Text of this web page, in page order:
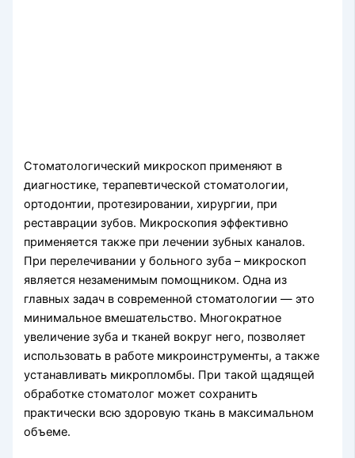
Стоматологический микроскоп применяют в
диагностике, терапевтической стоматологии,
ортодонтии, протезировании, хирургии, при
реставрации зубов. Микроскопия эффективно
применяется также при лечении зубных каналов.
При перелечивании у больного зуба – микроскоп
является незаменимым помощником. Одна из
главных задач в современной стоматологии — это
минимальное вмешательство. Многократное
увеличение зуба и тканей вокруг него, позволяет
использовать в работе микроинструменты, а также
устанавливать микропломбы. При такой щадящей
обработке стоматолог может сохранить
практически всю здоровую ткань в максимальном
объеме.